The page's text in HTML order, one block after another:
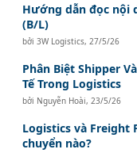
Hướng dẫn đọc nội
(B/L)
bởi3W Logistics, 27/5/26
Phân Biệt Shipper
Tế Trong Logistics
bởi Nguyễn Hoài, 23/5/26
Logistics và Freight
chuyển nào?